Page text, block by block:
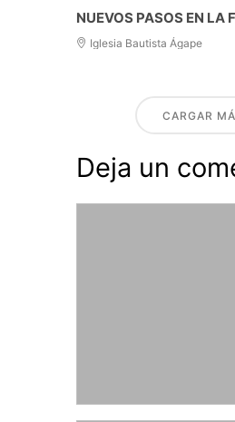
NUEVOS PASOS EN LA
Iglesia Bautista Ágape
CARGAR
Deja un